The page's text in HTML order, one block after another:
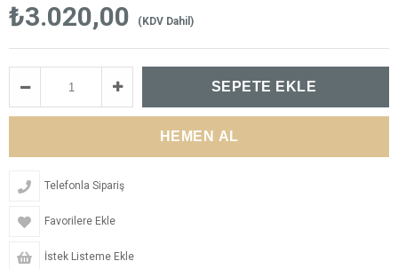
₺3.020,00 (KDV Dahil)
Telefonla Sipariş
Favorilere Ekle
İstek Listeme Ekle